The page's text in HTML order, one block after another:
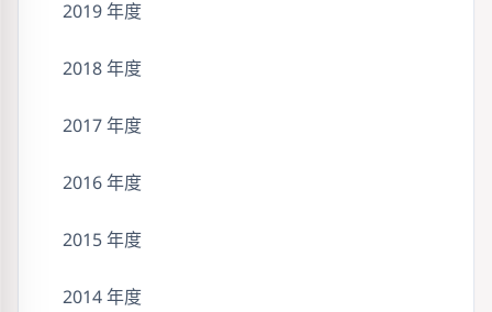
2019 年度
2018 年度
2017 年度
2016 年度
2015 年度
2014 年度